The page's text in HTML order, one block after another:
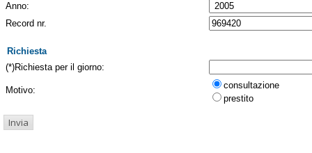
Anno:
Record nr.
Richiesta
(*)Richiesta per il giorno:
Motivo:
consultazione
prestito